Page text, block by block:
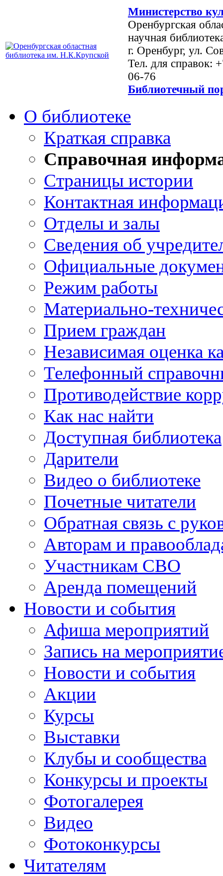
Министерство
Оренбургская
научная
г. Оренбург, ул.
Тел. для справок:
06-76
Библиотечный
О библиотеке
Краткая справка
Справочная
Страницы истории
Контактная
Отделы и залы
Сведения об
Официальные
Режим работы
Материально-
Прием граждан
Независимая оценка
Телефонный
Противодействие
Как нас найти
Доступная библиотека
Дарители
Видео о библиотеке
Почетные читатели
Обратная связь с
Авторам и
Участникам СВО
Аренда помещений
Новости и события
Афиша мероприятий
Запись на
Новости и события
Акции
Курсы
Выставки
Клубы и сообщества
Конкурсы и проекты
Фотогалерея
Видео
Фотоконкурсы
Читателям